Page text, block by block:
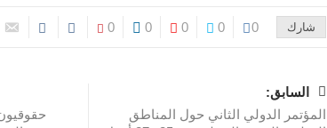
شارك 0
0
0
0
0
السابق:
المؤتمر الدولي الثاني حول المناطق